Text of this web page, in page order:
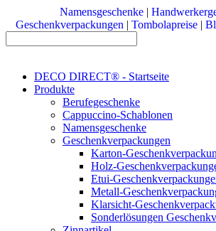
Namensgeschenke|
Geschenkverpackungen | Tombolapreise |
DECO DIRECT® - Startseite
Produkte
Berufegeschenke
Cappuccino-Schablonen
Namensgeschenke
Geschenkverpackungen
Karton-
Holz-
Etui-
Metall-
Klarsicht-
Sonderlösungen